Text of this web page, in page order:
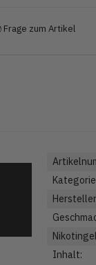
Frage zum Artikel
Kategorie
Hersteller
Inhalt: